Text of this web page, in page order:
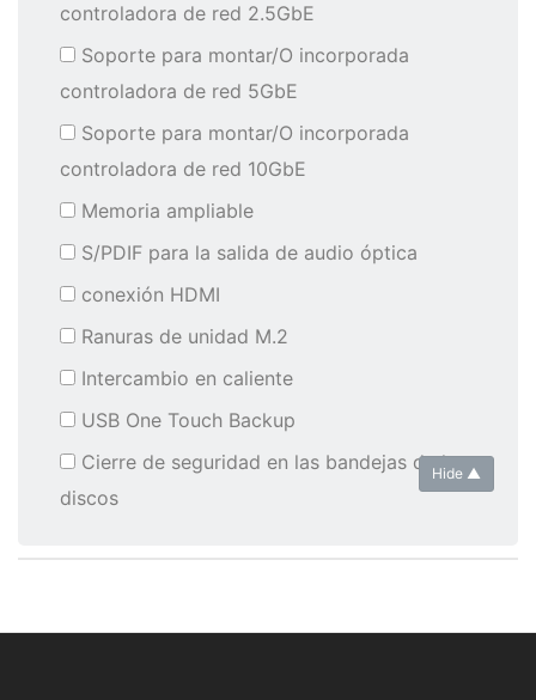
controladora de red 2.5GbE
Soporte para montar/O incorporada
controladora de red 5GbE
Soporte para montar/O incorporada
controladora de red 10GbE
Memoria ampliable
S/PDIF para la salida de audio óptica
conexión HDMI
Ranuras de unidad M.2
Intercambio en caliente
USB One Touch Backup
Cierre de seguridad en las bandejas de los
discos
Hide ▲